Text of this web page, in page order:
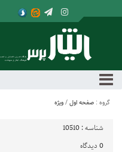
گروه : صفحه اول / ویژه
شناسه : 10510
0 دیدگاه